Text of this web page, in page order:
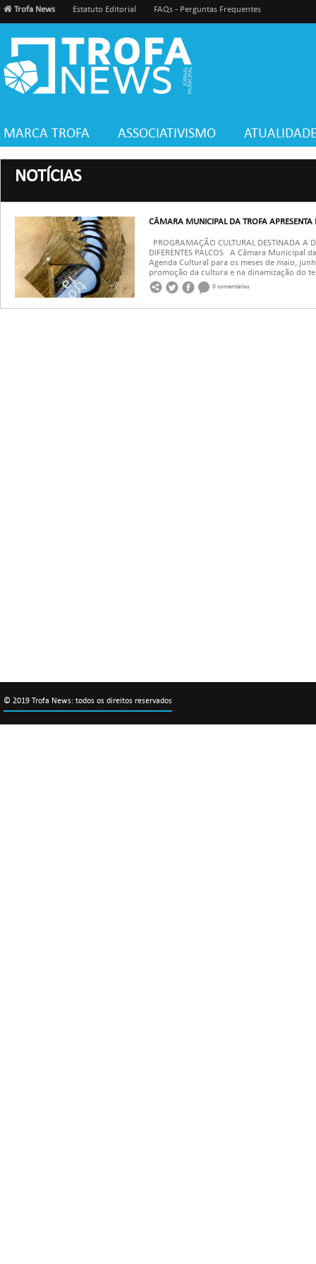
Trofa News Estatuto Editorial FAQs - Perguntas Frequentes
MARCA TROFA ASSOCIATIVISMO
NOTÍCIAS
CÂMARA MUNICIPAL DA TROFA APRESENTA
PROGRAMAÇÃO CULTURAL DESTINADA A
DIFERENTES PALCOS A Câmara Municipal
Agenda Cultural para os meses de maio,
promoção da cultura e na dinamização do
0 comentários
© 2019 Trofa News: todos os direitos reservados